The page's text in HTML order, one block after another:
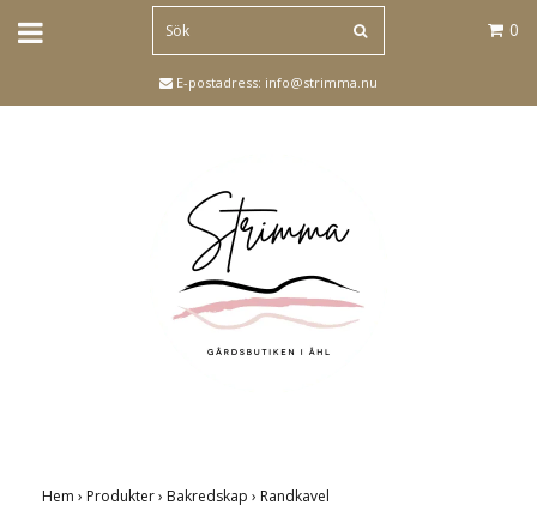
0
E-postadress: info@strimma.nu
Hem › Produkter› Bakredskap › Randkavel